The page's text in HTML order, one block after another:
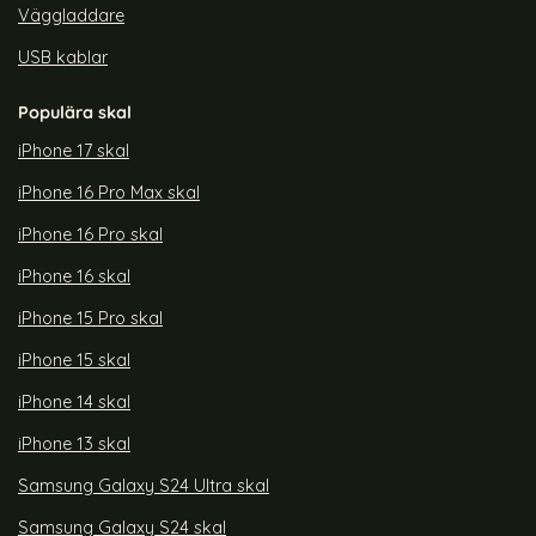
Väggladdare
USB kablar
Populära skal
iPhone 17 skal
iPhone 16 Pro Max skal
iPhone 16 Pro skal
iPhone 16 skal
iPhone 15 Pro skal
iPhone 15 skal
iPhone 14 skal
iPhone 13 skal
Samsung Galaxy S24 Ultra skal
Samsung Galaxy S24 skal